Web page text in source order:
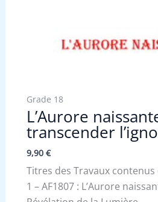
Grade 18
L’Aurore
transcender
9,90 €
Titres des Travaux contenus
1 – AF1807 : L’Aurore